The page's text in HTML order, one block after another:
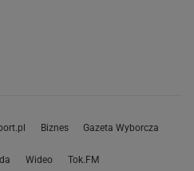
Biznes Gazeta Wyborcza
Wideo Tok.FM